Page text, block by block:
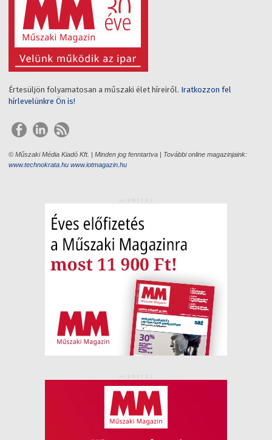
Értesüljön folyamatosan a műszaki élet híreiről. Iratkozzon fel
hírlevelünkre Ön is!
© Műszaki Média Kiadó Kft. | Minden jog fenntartva | További online magazinjaink:
www.technokrata.hu www.iotmagazin.hu
HIRDETÉS
HIRDETÉS